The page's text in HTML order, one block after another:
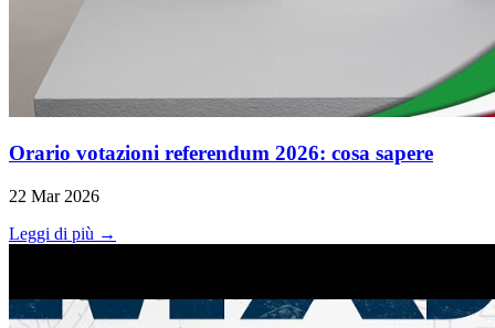
Orario votazioni referendum 2026: cosa sapere
22 Mar 2026
Leggi di più →